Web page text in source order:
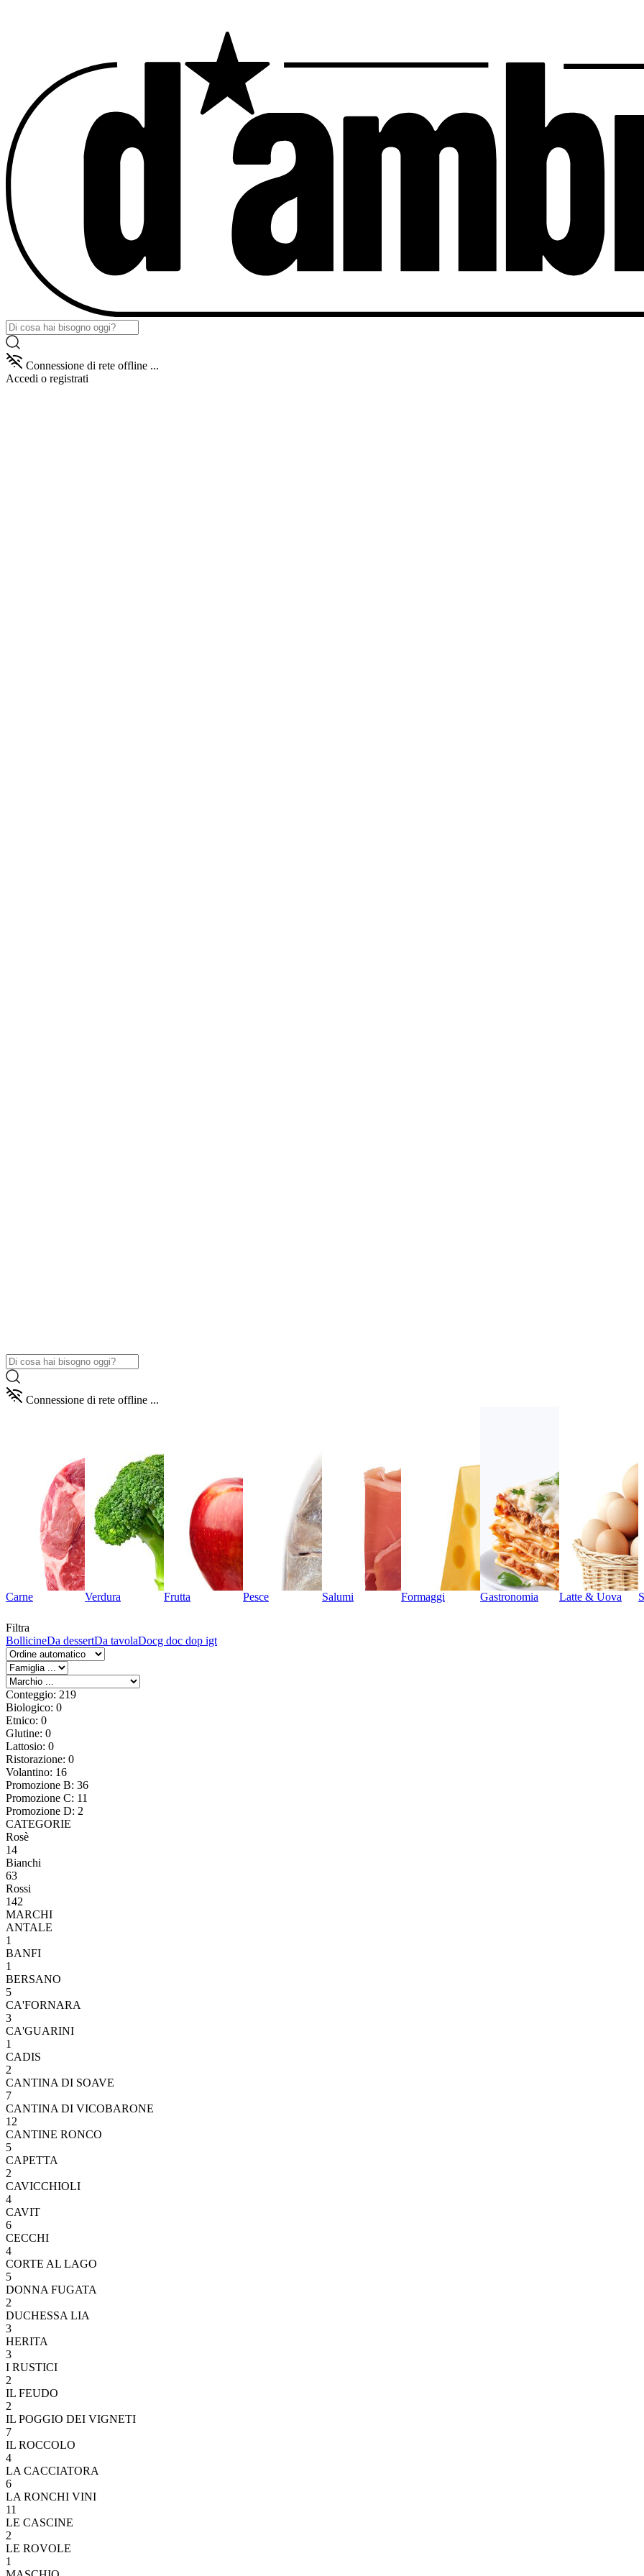
Connessione di rete offline ...
Accedi o registrati
Connessione di rete offline ...
Carne Verdura Frutta Pesce Salumi Formaggi Gastronomia Latte & Uova
Filtra
BollicineDa dessertDa tavolaDocg doc dop igt
Conteggio: 219
Biologico: 0
Etnico: 0
Glutine: 0
Lattosio: 0
Ristorazione: 0
Volantino: 16
Promozione B: 36
Promozione C: 11
Promozione D: 2
CATEGORIE
Rosè
14
Bianchi
63
Rossi
142
MARCHI
ANTALE
1
BANFI
1
BERSANO
5
CA'FORNARA
3
CA'GUARINI
1
CADIS
2
CANTINA DI SOAVE
7
CANTINA DI VICOBARONE
12
CANTINE RONCO
5
CAPETTA
2
CAVICCHIOLI
4
CAVIT
6
CECCHI
4
CORTE AL LAGO
5
DONNA FUGATA
2
DUCHESSA LIA
3
HERITA
3
I RUSTICI
2
IL FEUDO
2
IL POGGIO DEI VIGNETI
7
IL ROCCOLO
4
LA CACCIATORA
6
LA RONCHI VINI
11
LE CASCINE
2
LE ROVOLE
1